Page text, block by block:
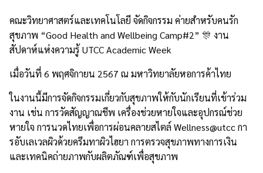
คณะวิทยาศาสตร์และเทคโนโลยี จัดกิจกรรม ค่ายสำหรับคนรัก
สุขภาพ “Good Health and Wellbeing Camp#2” 🎊 งาน
สัปดาห์แห่งความรู้ UTCC Academic Week
เมื่อวันที่ 6 พฤศจิกายน 2567 ณ มหาวิทยาลัยหอการค้าไทย
ในงานนี้มีการจัดกิจกรรมเกี่ยวกับสุขภาพให้กับนักเรียนที่เข้าร่วม
งาน เช่น การวัดสัญญาณชีพ เครื่องช่วยหายใจและอุปกรณ์ช่วย
หายใจ การนวดไทยเพื่อการผ่อนคลายสไตล์ Wellness@utcc กา
รอับเลเวลผิวด้วยครีมทาผิวไฮยา การตรวจสุขภาพทางการเงิน
และเทคนิคถ่ายภาพกับผลิตภัณฑ์เพื่อสุขภาพ